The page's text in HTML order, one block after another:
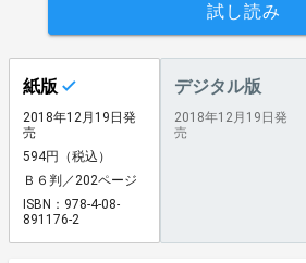
試し読み
紙版
2018年12月19日発
売
594円（税込）
Ｂ６判／202ページ
ISBN：978-4-08-
891176-2
デジタル版
2018年12月19日発
売